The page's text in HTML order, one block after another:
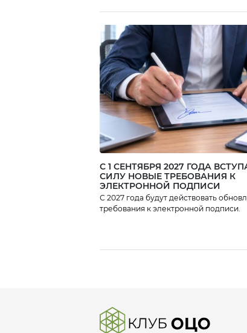
С 1 СЕНТЯБРЯ 2027 ГОДА
СИЛУ НОВЫЕ ТРЕБОВАНИЯ К
ЭЛЕКТРОННОЙ ПОДПИСИ
С 2027 года будут действовать
требования к электронной подписи.